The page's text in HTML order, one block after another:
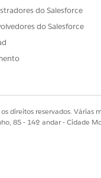
para
seus dados e
uma contagem
que um
acontece.
de modelo de
do Salesforce
do Salesforce
direitos reservados. Várias
85 - 14º andar - Cidade